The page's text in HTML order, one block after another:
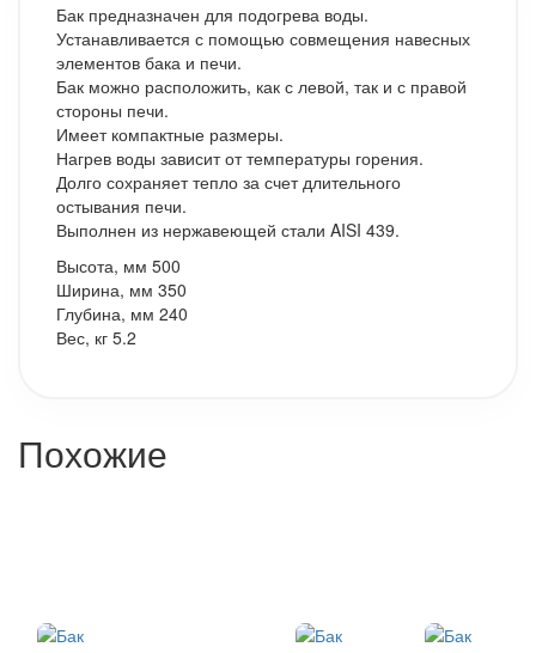
Бак предназначен для подогрева воды.
Устанавливается с помощью совмещения навесных
элементов бака и печи.
Бак можно расположить, как с левой, так и с правой
стороны печи.
Имеет компактные размеры.
Нагрев воды зависит от температуры горения.
Долго сохраняет тепло за счет длительного
остывания печи.
Выполнен из нержавеющей стали AISI 439.
Высота, мм 500
Ширина, мм 350
Глубина, мм 240
Вес, кг 5.2
Похожие